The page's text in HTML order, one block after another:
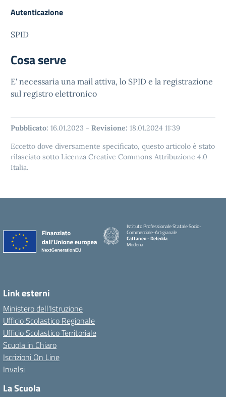
Autenticazione
SPID
Cosa serve
E' necessaria una mail attiva, lo SPID e la registrazione
sul registro elettronico
Pubblicato: 16.01.2023 - Revisione: 18.01.2024 11:39
Eccetto dove diversamente specificato, questo articolo è stato
rilasciato sotto Licenza Creative Commons Attribuzione 4.0
Italia.
Istituto Professionale Statale Socio-
Commerciale-Artigianale
Cattaneo - Deledda
Modena
Link esterni
Ministero dell'Istruzione
Ufficio Scolastico Regionale
Ufficio Scolastico Territoriale
Scuola in Chiaro
Iscrizioni On Line
Invalsi
La Scuola